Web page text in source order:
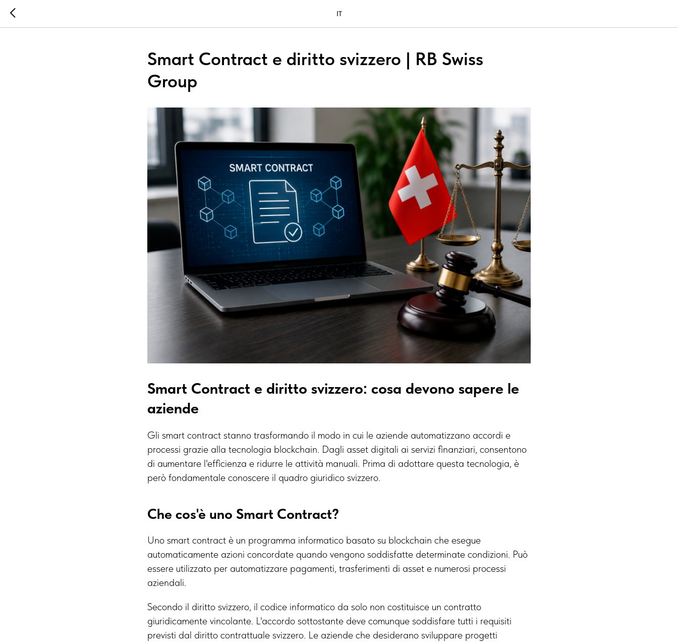
IT
Smart Contract e diritto svizzero | RB Swiss
Group
Smart Contract e diritto svizzero: cosa devono sapere le
aziende
Gli smart contract stanno trasformando il modo in cui le aziende automatizzano accordi e
processi grazie alla tecnologia blockchain. Dagli asset digitali ai servizi finanziari, consentono
di aumentare l'efficienza e ridurre le attività manuali. Prima di adottare questa tecnologia, è
però fondamentale conoscere il quadro giuridico svizzero.
Che cos'è uno Smart Contract?
Uno smart contract è un programma informatico basato su blockchain che esegue
automaticamente azioni concordate quando vengono soddisfatte determinate condizioni. Può
essere utilizzato per automatizzare pagamenti, trasferimenti di asset e numerosi processi
aziendali.
Secondo il diritto svizzero, il codice informatico da solo non costituisce un contratto
giuridicamente vincolante. L'accordo sottostante deve comunque soddisfare tutti i requisiti
previsti dal diritto contrattuale svizzero. Le aziende che desiderano sviluppare progetti